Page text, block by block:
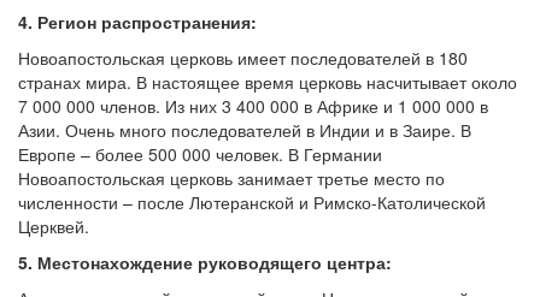
Вход
4. Регион распространения:
Новоапостольская церковь имеет последователей в 180
странах мира. В настоящее время церковь насчитывает около
7 000 000 членов. Из них 3 400 000 в Африке и 1 000 000 в
Азии. Очень много последователей в Индии и в Заире. В
Европе – более 500 000 человек. В Германии
Новоапостольская церковь занимает третье место по
численности – после Лютеранской и Римско-Католической
Церквей.
5. Местонахождение руководящего центра: